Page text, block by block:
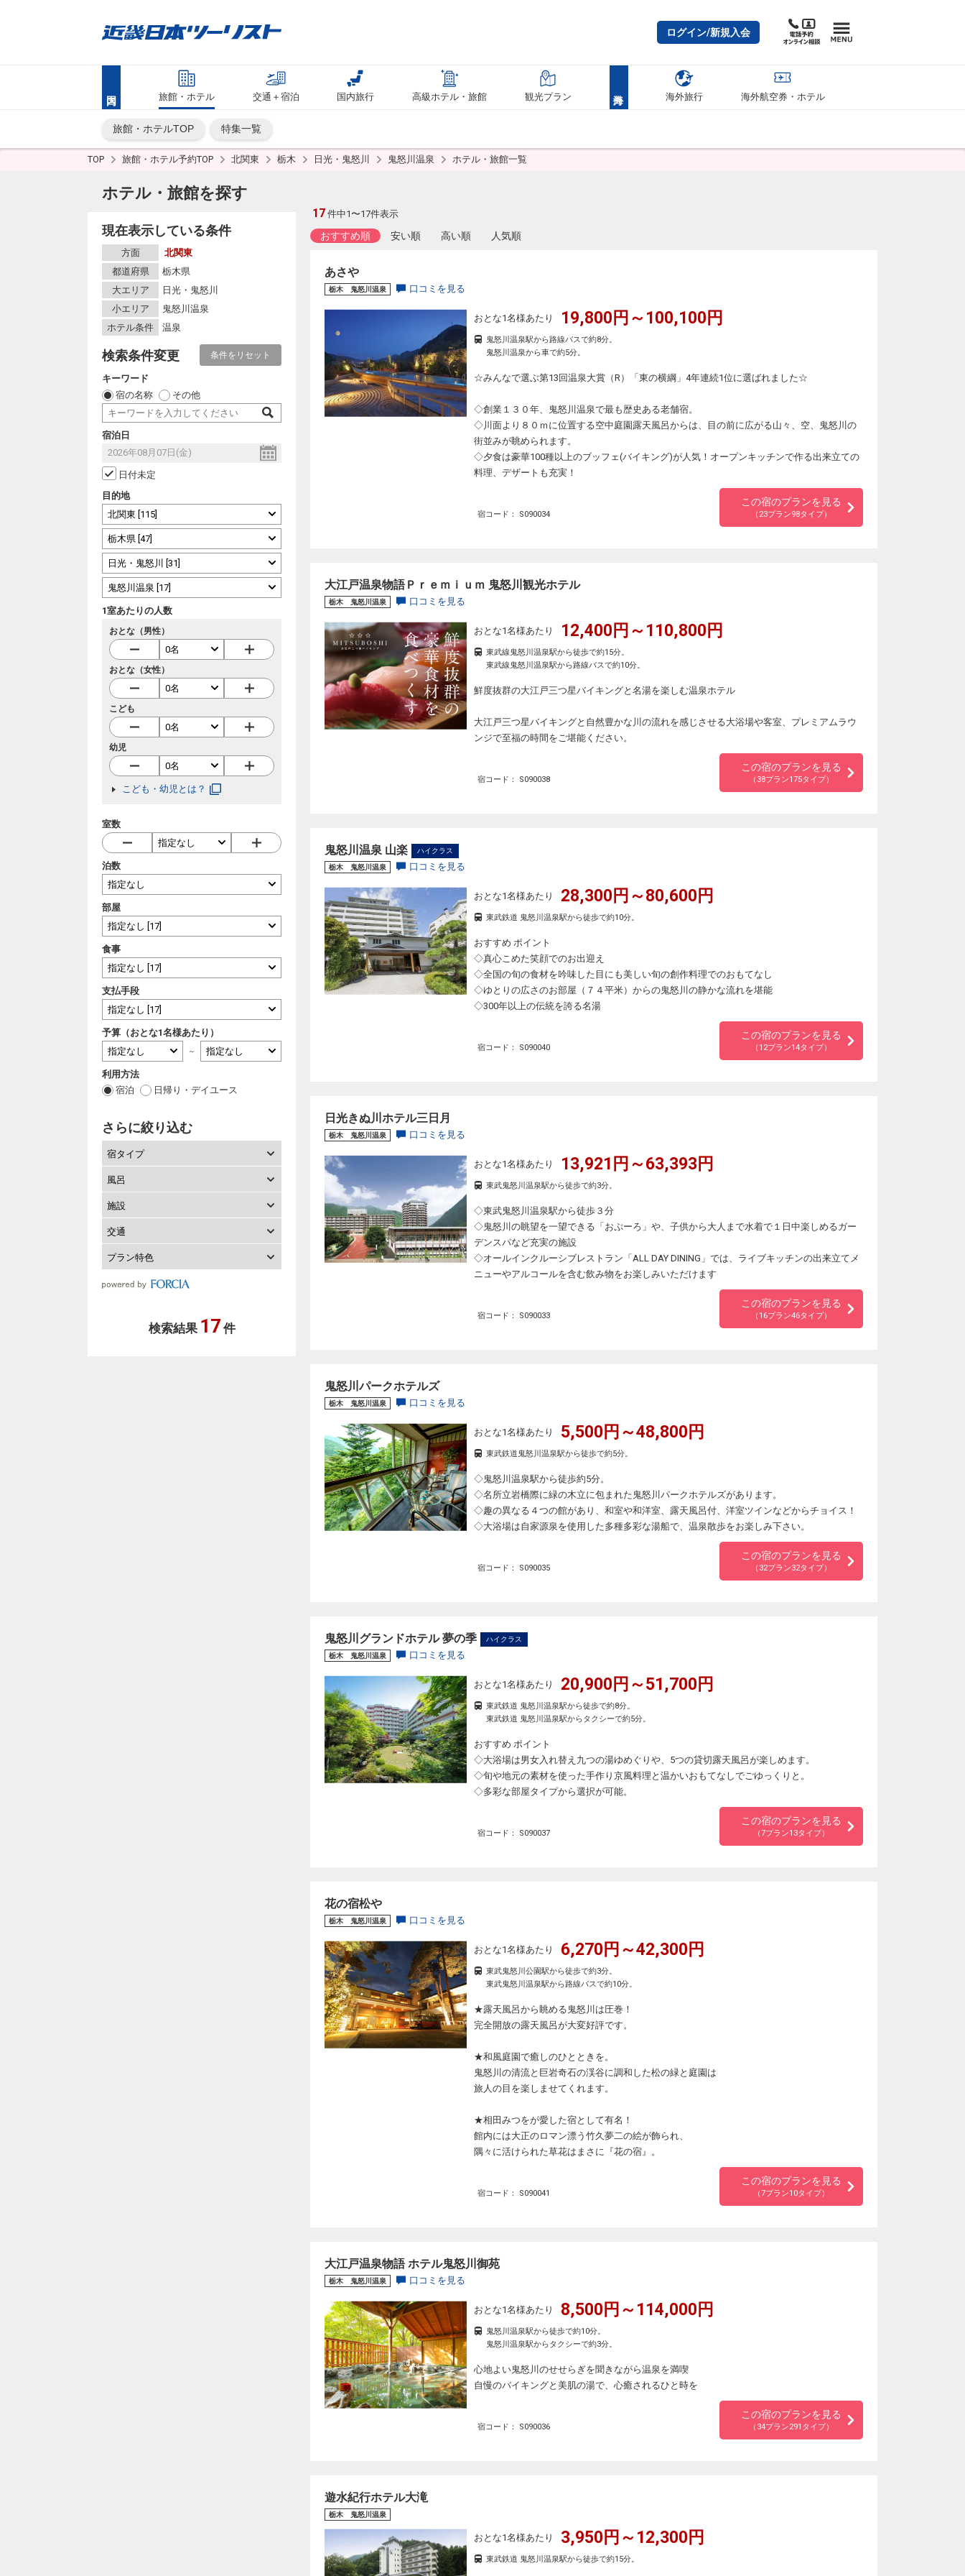
ログイン/新規入会
旅館・ホテル 交通＋宿泊 国内旅行 高級ホテル・旅館 観光プラン 海外旅行 海外航空券・ホテル
旅館・ホテルTOP 特集一覧
TOP 旅館・ホテル予約TOP 北関東 栃木 日光・鬼怒川 鬼怒川温泉 ホテル・旅館一覧
ホテル・旅館を探す
現在表示している条件
方面
北関東
都道府県
栃木県
大エリア
日光・鬼怒川
小エリア
鬼怒川温泉
ホテル条件
温泉
検索条件変更 条件をリセット
キーワード
宿の名称
その他
宿泊日
日付未定
目的地
1室あたりの人数
おとな（男性）
おとな（女性）
こども
幼児
こども・幼児とは？
室数
泊数
部屋
食事
支払手段
予算（おとな1名様あたり）
～
利用方法
宿泊
日帰り・デイユース
さらに絞り込む
宿タイプ
風呂
施設
交通
プラン特色
検索結果 17 件
17 件中1〜17件表示
おすすめ順 安い順 高い順 人気順
あさや
栃木 鬼怒川温泉 口コミを見る
おとな1名様あたり 19,800円～100,100円
鬼怒川温泉駅から路線バスで約8分。
鬼怒川温泉から車で約5分。
☆みんなで選ぶ第13回温泉大賞（R）「東の横綱」4年連続1位に選ばれました☆
◇創業１３０年、鬼怒川温泉で最も歴史ある老舗宿。
◇川面より８０ｍに位置する空中庭園露天風呂からは、目の前に広がる山々、空、鬼怒川の
街並みが眺められます。
◇夕食は豪華100種以上のブッフェ(バイキング)が人気！オープンキッチンで作る出来立ての
料理、デザートも充実！
宿コード： S090034
この宿のプランを見る
（23プラン98タイプ）
大江戸温泉物語Ｐｒｅｍｉｕｍ 鬼怒川観光ホテル
栃木 鬼怒川温泉 口コミを見る
おとな1名様あたり 12,400円～110,800円
東武線鬼怒川温泉駅から徒歩で約15分。
東武線鬼怒川温泉駅から路線バスで約10分。
鮮度抜群の大江戸三つ星バイキングと名湯を楽しむ温泉ホテル
大江戸三つ星バイキングと自然豊かな川の流れを感じさせる大浴場や客室、プレミアムラウ
ンジで至福の時間をご堪能ください。
宿コード： S090038
この宿のプランを見る
（38プラン175タイプ）
鬼怒川温泉 山楽 ハイクラス
栃木 鬼怒川温泉 口コミを見る
おとな1名様あたり 28,300円～80,600円
東武鉄道 鬼怒川温泉駅から徒歩で約10分。
おすすめ ポイント
◇真心こめた笑顔でのお出迎え
◇全国の旬の食材を吟味した目にも美しい旬の創作料理でのおもてなし
◇ゆとりの広さのお部屋（７４平米）からの鬼怒川の静かな流れを堪能
◇300年以上の伝統を誇る名湯
宿コード： S090040
この宿のプランを見る
（12プラン14タイプ）
日光きぬ川ホテル三日月
栃木 鬼怒川温泉 口コミを見る
おとな1名様あたり 13,921円～63,393円
東武鬼怒川温泉駅から徒歩で約3分。
◇東武鬼怒川温泉駅から徒歩３分
◇鬼怒川の眺望を一望できる「おぷーろ」や、子供から大人まで水着で１日中楽しめるガー
デンスパなど充実の施設
◇オールインクルーシブレストラン「ALL DAY DINING」では、ライブキッチンの出来立てメ
ニューやアルコールを含む飲み物をお楽しみいただけます
宿コード： S090033
この宿のプランを見る
（16プラン46タイプ）
鬼怒川パークホテルズ
栃木 鬼怒川温泉 口コミを見る
おとな1名様あたり 5,500円～48,800円
東武鉄道鬼怒川温泉駅から徒歩で約5分。
◇鬼怒川温泉駅から徒歩約5分。
◇名所立岩橋際に緑の木立に包まれた鬼怒川パークホテルズがあります。
◇趣の異なる４つの館があり、和室や和洋室、露天風呂付、洋室ツインなどからチョイス！
◇大浴場は自家源泉を使用した多種多彩な湯船で、温泉散歩をお楽しみ下さい。
宿コード： S090035
この宿のプランを見る
（32プラン32タイプ）
鬼怒川グランドホテル 夢の季 ハイクラス
栃木 鬼怒川温泉 口コミを見る
おとな1名様あたり 20,900円～51,700円
東武鉄道 鬼怒川温泉駅から徒歩で約8分。
東武鉄道 鬼怒川温泉駅からタクシーで約5分。
おすすめ ポイント
◇大浴場は男女入れ替え九つの湯ゆめぐりや、5つの貸切露天風呂が楽しめます。
◇旬や地元の素材を使った手作り京風料理と温かいおもてなしでごゆっくりと。
◇多彩な部屋タイプから選択が可能。
宿コード： S090037
この宿のプランを見る
（7プラン13タイプ）
花の宿松や
栃木 鬼怒川温泉 口コミを見る
おとな1名様あたり 6,270円～42,300円
東武鬼怒川公園駅から徒歩で約3分。
東武鬼怒川温泉駅から路線バスで約10分。
★露天風呂から眺める鬼怒川は圧巻！
完全開放の露天風呂が大変好評です。
★和風庭園で癒しのひとときを。
鬼怒川の清流と巨岩奇石の渓谷に調和した松の緑と庭園は
旅人の目を楽しませてくれます。
★相田みつをが愛した宿として有名！
館内には大正のロマン漂う竹久夢二の絵が飾られ、
隅々に活けられた草花はまさに『花の宿』。
宿コード： S090041
この宿のプランを見る
（7プラン10タイプ）
大江戸温泉物語 ホテル鬼怒川御苑
栃木 鬼怒川温泉 口コミを見る
おとな1名様あたり 8,500円～114,000円
鬼怒川温泉駅から徒歩で約10分。
鬼怒川温泉駅からタクシーで約3分。
心地よい鬼怒川のせせらぎを聞きながら温泉を満喫
自慢のバイキングと美肌の湯で、心癒されるひと時を
宿コード： S090036
この宿のプランを見る
（34プラン291タイプ）
遊水紀行ホテル大滝
栃木 鬼怒川温泉
おとな1名様あたり 3,950円～12,300円
東武鉄道 鬼怒川温泉駅から徒歩で約15分。